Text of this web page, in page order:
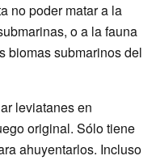
no poder matar a la
o a la fauna
biomas submarinos del
leviatanes en
original. Sólo tiene
ahuyentarlos. Incluso